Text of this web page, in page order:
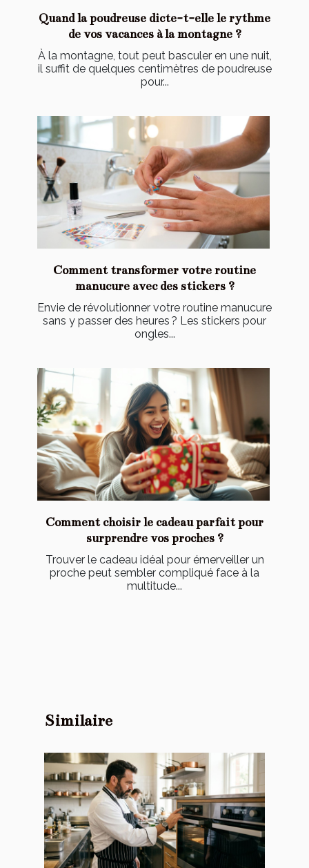
Quand la poudreuse dicte-t-elle le rythme
de vos vacances à la montagne ?
À la montagne, tout peut basculer en une nuit,
il suffit de quelques centimètres de poudreuse
pour...
Comment transformer votre routine
manucure avec des stickers ?
Envie de révolutionner votre routine manucure
sans y passer des heures ? Les stickers pour
ongles...
Comment choisir le cadeau parfait pour
surprendre vos proches ?
Trouver le cadeau idéal pour émerveiller un
proche peut sembler compliqué face à la
multitude...
Similaire